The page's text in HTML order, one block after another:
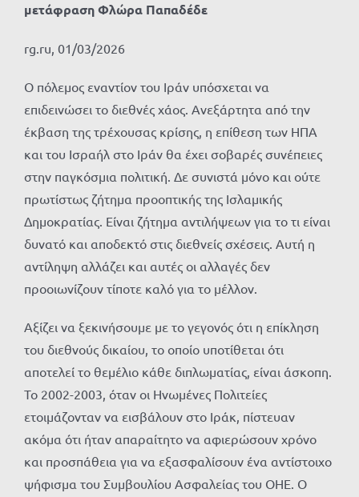
μετάφραση Φλώρα Παπαδέδε
rg.ru, 01/03/2026
Ο πόλεμος εναντίον του Ιράν υπόσχεται να
επιδεινώσει το διεθνές χάος. Ανεξάρτητα από την
έκβαση της τρέχουσας κρίσης, η επίθεση των ΗΠΑ
και του Ισραήλ στο Ιράν θα έχει σοβαρές συνέπειες
στην παγκόσμια πολιτική. Δε συνιστά μόνο και ούτε
πρωτίστως ζήτημα προοπτικής της Ισλαμικής
Δημοκρατίας. Είναι ζήτημα αντιλήψεων για το τι είναι
δυνατό και αποδεκτό στις διεθνείς σχέσεις. Αυτή η
αντίληψη αλλάζει και αυτές οι αλλαγές δεν
προοιωνίζουν τίποτε καλό για το μέλλον.
Αξίζει να ξεκινήσουμε με το γεγονός ότι η επίκληση
του διεθνούς δικαίου, το οποίο υποτίθεται ότι
αποτελεί το θεμέλιο κάθε διπλωματίας, είναι άσκοπη.
Το 2002-2003, όταν οι Ηνωμένες Πολιτείες
ετοιμάζονταν να εισβάλουν στο Ιράκ, πίστευαν
ακόμα ότι ήταν απαραίτητο να αφιερώσουν χρόνο
και προσπάθεια για να εξασφαλίσουν ένα αντίστοιχο
ψήφισμα του Συμβουλίου Ασφαλείας του ΟΗΕ. Ο